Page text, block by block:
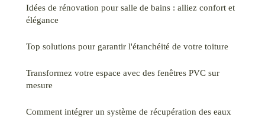
Idées de rénovation pour salle de bains : alliez confort et
élégance
Top solutions pour garantir l'étanchéité de votre toiture
Transformez votre espace avec des fenêtres PVC sur
mesure
Comment intégrer un système de récupération des eaux